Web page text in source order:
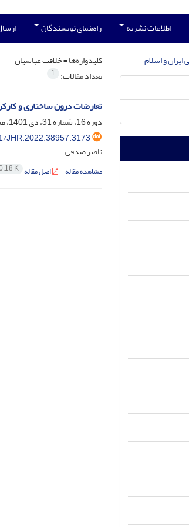
اطلاعات نشریه راهنمای نویسندگان
کلیدواژه‌ها =خلافت عباسیان
تعداد مقالات: 1
تعارضات درون ساختاری و
دوره 16، شماره 31، دی 1401، صفحه
JHR.2022.38957.3173
ناصر صدقی
مشاهده مقاله اصل مقاله K